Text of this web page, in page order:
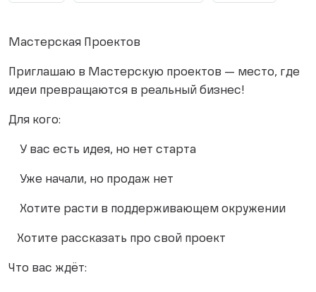
Мастерская Проектов
Приглашаю в Мастерскую проектов — место, где
идеи превращаются в реальный бизнес!
Для кого:
У вас есть идея, но нет старта
Уже начали, но продаж нет
Хотите расти в поддерживающем окружении
Хотите рассказать про свой проект
Что вас ждёт: